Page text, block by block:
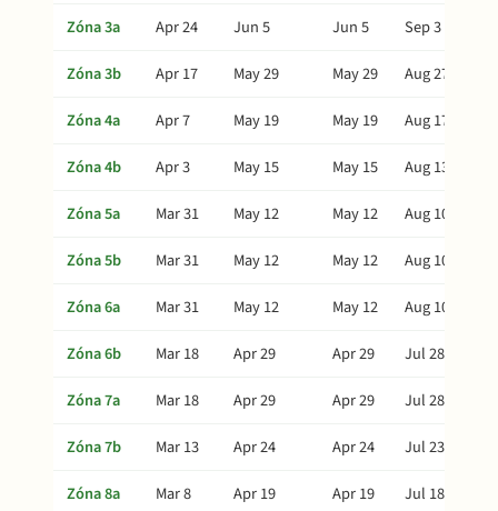
Zóna 3a
Apr 24 Jun 5 Jun 5
Sep 3
Zóna 3b
Apr 17 May 29 May 29
Aug 27
Zóna 4a
Apr 7 May 19 May 19
Aug 17
Zóna 4b
Apr 3 May 15 May 15
Aug 13
Zóna 5a
Mar 31 May 12 May 12
Aug 10
Zóna 5b
Mar 31 May 12 May 12
Aug 10
Zóna 6a
Mar 31 May 12 May 12
Aug 10
Zóna 6b
Mar 18 Apr 29 Apr 29
Jul 28
Zóna 7a
Mar 18 Apr 29 Apr 29
Jul 28
Zóna 7b
Mar 13 Apr 24 Apr 24
Jul 23
Zóna 8a
Mar 8 Apr 19 Apr 19
Jul 18